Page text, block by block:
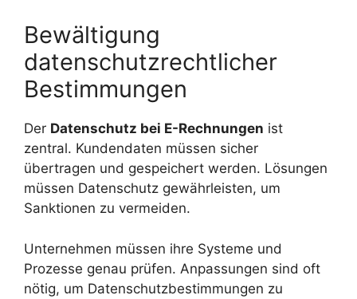
Bewältigung
datenschutzrechtlicher
Bestimmungen
Der Datenschutz bei E-Rechnungen ist
zentral. Kundendaten müssen sicher
übertragen und gespeichert werden. Lösungen
müssen Datenschutz gewährleisten, um
Sanktionen zu vermeiden.
Unternehmen müssen ihre Systeme und
Prozesse genau prüfen. Anpassungen sind oft
nötig, um Datenschutzbestimmungen zu